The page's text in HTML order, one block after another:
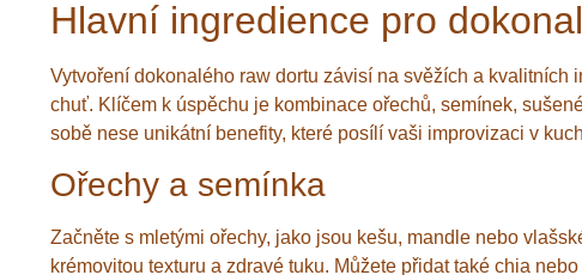
Hlavní ingredience pro
Vytvoření dokonalého raw dortu závisí na svěžích a
chuť. Klíčem k úspěchu je kombinace ořechů, semínek,
sobě nese unikátní benefity, které posílí vaši improvizaci v
Ořechy a semínka
Začněte s mletými ořechy, jako jsou kešu, mandle nebo
krémovitou texturu a zdravé tuku. Můžete přidat také chia